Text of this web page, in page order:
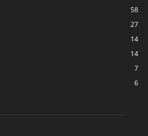
58
27
14
14
7
6